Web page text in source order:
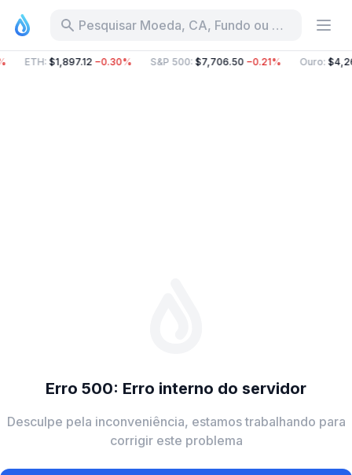
Pesquisar Moeda, CA, Fundo ou Categoria
ETH: $1,897.12 −0.30% S&P 500: $7,706.50 −0.21% Ouro:
Erro 500: Erro interno do servidor
Desculpe pela inconveniência, estamos trabalhando para
corrigir este problema